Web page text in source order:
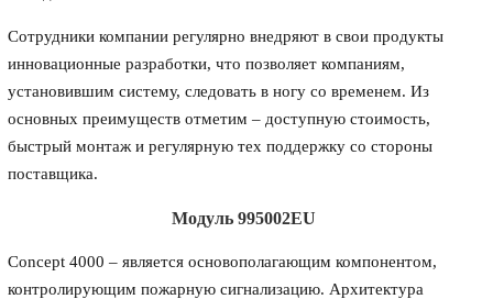
Сотрудники компании регулярно внедряют в свои продукты
инновационные разработки, что позволяет компаниям,
установившим систему, следовать в ногу со временем. Из
основных преимуществ отметим – доступную стоимость,
быстрый монтаж и регулярную тех поддержку со стороны
поставщика.
Модуль 995002EU
Concept 4000 – является основополагающим компонентом,
контролирующим пожарную сигнализацию. Архитектура